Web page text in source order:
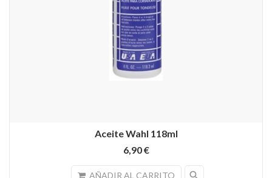
Aceite Wahl 118ml
6,90 €
AÑADIR AL CARRITO search